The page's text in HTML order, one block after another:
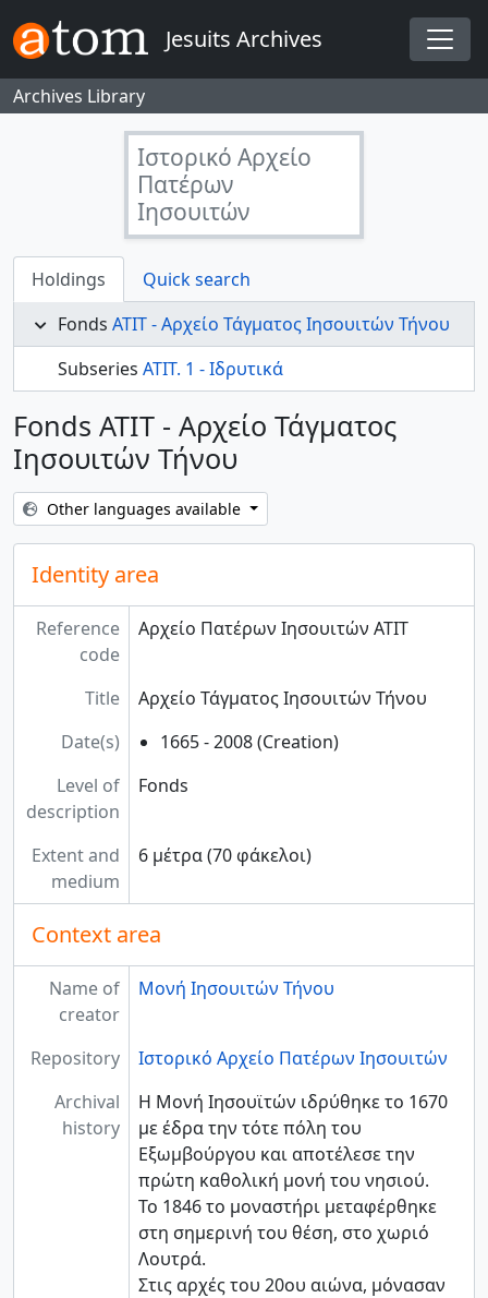
Skip to main content
Jesuits Archives
Archives Library
Ιστορικό Αρχείο
Πατέρων
Ιησουιτών
Holdings
Quick search
Fonds ΑΤΙΤ - Αρχείο Τάγματος Ιησουιτών Τήνου
Subseries ΑΤΙΤ. 1 - Ιδρυτικά
Fonds ΑΤΙΤ - Αρχείο Τάγματος
Ιησουιτών Τήνου
Other languages available
Identity area
Reference
code
Αρχείο Πατέρων Ιησουιτών ΑΤΙΤ
Title
Αρχείο Τάγματος Ιησουιτών Τήνου
Date(s)
1665 - 2008 (Creation)
Level of
description
Fonds
Extent and
medium
6 μέτρα (70 φάκελοι)
Context area
Name of
creator
Μονή Ιησουιτών Τήνου
Repository
Ιστορικό Αρχείο Πατέρων Ιησουιτών
Archival
history
Η Μονή Ιησουϊτών ιδρύθηκε το 1670
με έδρα την τότε πόλη του
Εξωμβούργου και αποτέλεσε την
πρώτη καθολική μονή του νησιού.
Το 1846 το μοναστήρι μεταφέρθηκε
στη σημερινή του θέση, στο χωριό
Λουτρά.
Στις αρχές του 20ου αιώνα, μόνασαν